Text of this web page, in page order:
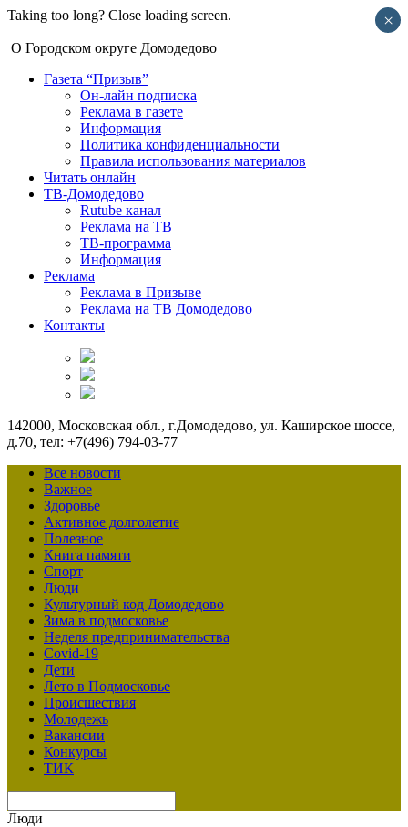
Taking too long? Close loading screen.
О Городском округе Домодедово
Газета “Призыв”
Он-лайн подписка
Реклама в газете
Информация
Политика конфиденциальности
Правила использования материалов
Читать онлайн
ТВ-Домодедово
Rutube канал
Реклама на ТВ
ТВ-программа
Информация
Реклама
Реклама в Призыве
Реклама на ТВ Домодедово
Контакты
142000, Московская обл., г.Домодедово, ул. Каширское шоссе,
д.70, тел: +7(496) 794-03-77
Все новости
Важное
Здоровье
Активное долголетие
Полезное
Книга памяти
Спорт
Люди
Культурный код Домодедово
Зима в подмосковье
Неделя предпринимательства
Covid-19
Дети
Лето в Подмосковье
Происшествия
Молодежь
Вакансии
Конкурсы
ТИК
Люди
×